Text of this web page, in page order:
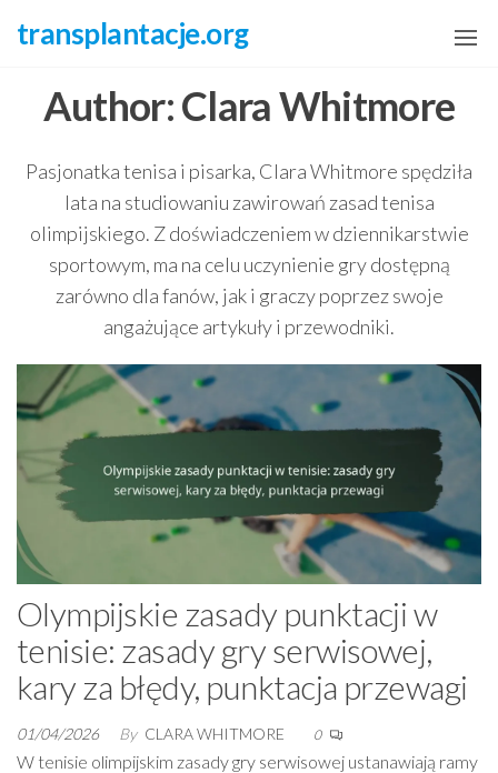
content
transplantacje.org
Author:Clara Whitmore
Pasjonatka tenisa i pisarka, Clara Whitmore spędziła
lata na studiowaniu zawirowań zasad tenisa
olimpijskiego. Z doświadczeniem w dziennikarstwie
sportowym, ma na celu uczynienie gry dostępną
zarówno dla fanów, jak i graczy poprzez swoje
angażujące artykuły i przewodniki.
Olympijskie zasady punktacji w
tenisie: zasady gry serwisowej,
kary za błędy, punktacja przewagi
01/04/2026 By CLARA WHITMORE 0
W tenisie olimpijskim zasady gry serwisowej ustanawiają ramy